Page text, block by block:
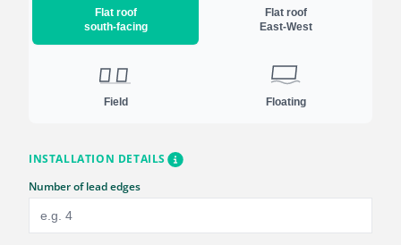
Flat roof
south-facing
Flat roof
East-West
Field Floating
INSTALLATION DETAILS
Number of lead edges